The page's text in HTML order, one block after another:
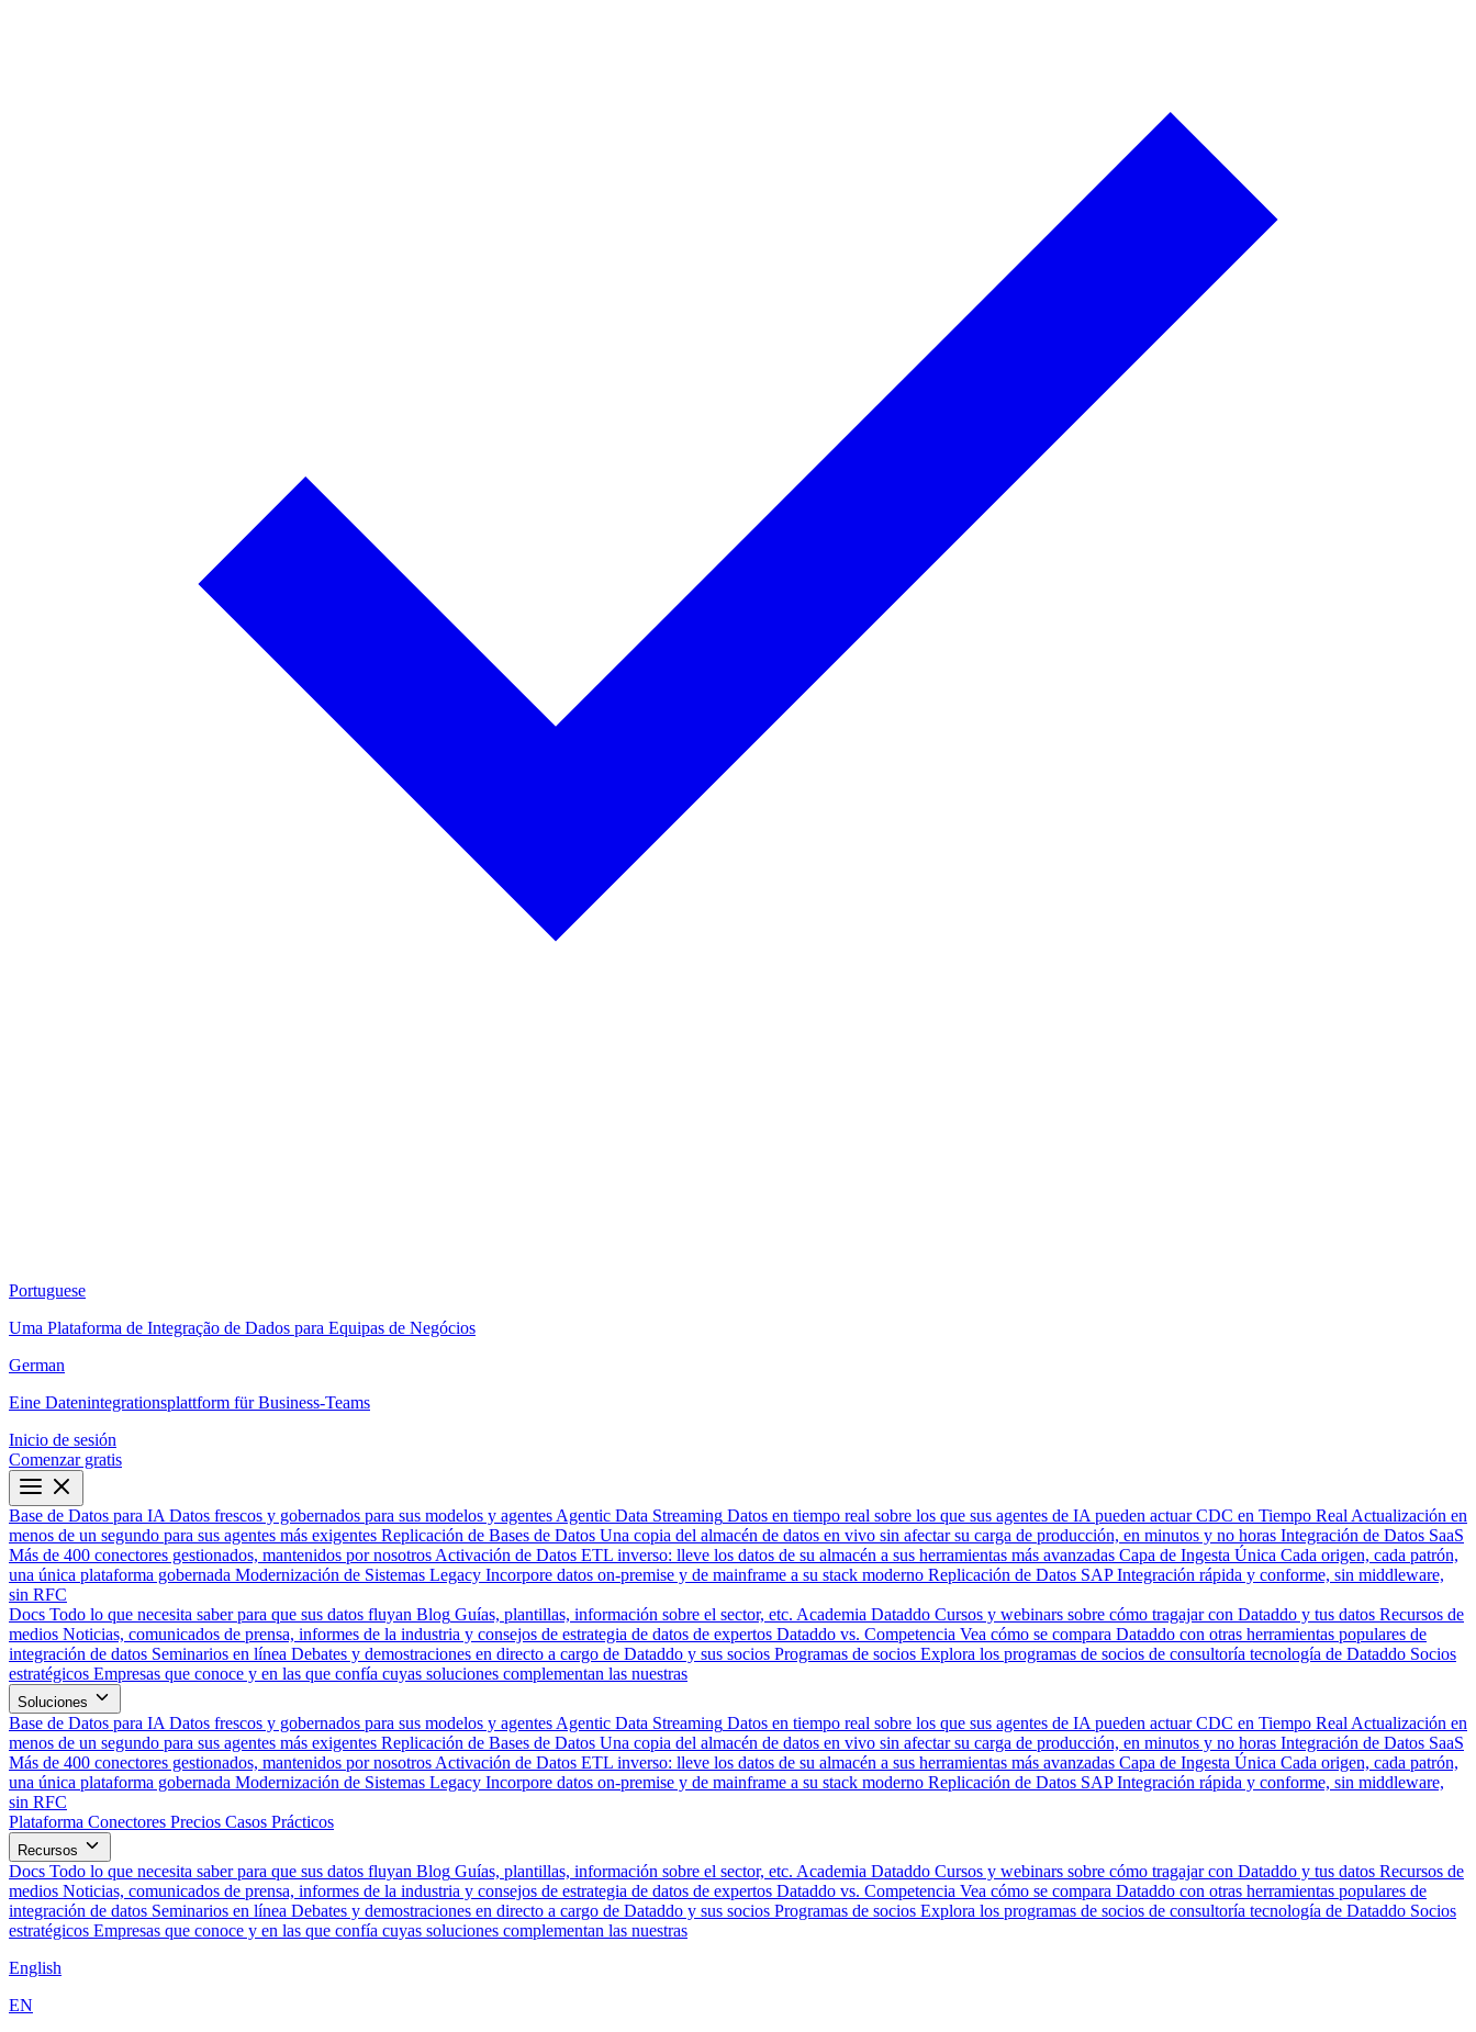
Portuguese
Uma Plataforma de Integração de Dados para Equipas de Negócios
German
Eine Datenintegrationsplattform für Business-Teams
Inicio de sesión
Comenzar gratis
Base de Datos para IA Datos frescos y gobernados para sus modelos y agentes Agentic Data Streaming Datos en tiempo real sobre los que sus agentes de IA pueden actuar CDC en Tiempo Real Actualización en
menos de un segundo para sus agentes más exigentes Replicación de Bases de Datos Una copia del almacén de datos en vivo sin afectar su carga de producción, en minutos y no horas Integración de Datos SaaS
Más de 400 conectores gestionados, mantenidos por nosotros Activación de Datos ETL inverso: lleve los datos de su almacén a sus herramientas más avanzadas Capa de Ingesta Única Cada origen, cada patrón,
una única plataforma gobernada Modernización de Sistemas Legacy Incorpore datos on-premise y de mainframe a su stack moderno Replicación de Datos SAP Integración rápida y conforme, sin middleware,
sin RFC
Docs Todo lo que necesita saber para que sus datos fluyan Blog Guías, plantillas, información sobre el sector, etc. Academia Dataddo Cursos y webinars sobre cómo tragajar con Dataddo y tus datos Recursos de
medios Noticias, comunicados de prensa, informes de la industria y consejos de estrategia de datos de expertos Dataddo vs. Competencia Vea cómo se compara Dataddo con otras herramientas populares de
integración de datos Seminarios en línea Debates y demostraciones en directo a cargo de Dataddo y sus socios Programas de socios Explora los programas de socios de consultoría tecnología de Dataddo Socios
estratégicos Empresas que conoce y en las que confía cuyas soluciones complementan las nuestras
Soluciones
Base de Datos para IA Datos frescos y gobernados para sus modelos y agentes Agentic Data Streaming Datos en tiempo real sobre los que sus agentes de IA pueden actuar CDC en Tiempo Real Actualización en
menos de un segundo para sus agentes más exigentes Replicación de Bases de Datos Una copia del almacén de datos en vivo sin afectar su carga de producción, en minutos y no horas Integración de Datos SaaS
Más de 400 conectores gestionados, mantenidos por nosotros Activación de Datos ETL inverso: lleve los datos de su almacén a sus herramientas más avanzadas Capa de Ingesta Única Cada origen, cada patrón,
una única plataforma gobernada Modernización de Sistemas Legacy Incorpore datos on-premise y de mainframe a su stack moderno Replicación de Datos SAP Integración rápida y conforme, sin middleware,
sin RFC
Plataforma Conectores Precios Casos Prácticos
Recursos
Docs Todo lo que necesita saber para que sus datos fluyan Blog Guías, plantillas, información sobre el sector, etc. Academia Dataddo Cursos y webinars sobre cómo tragajar con Dataddo y tus datos Recursos de
medios Noticias, comunicados de prensa, informes de la industria y consejos de estrategia de datos de expertos Dataddo vs. Competencia Vea cómo se compara Dataddo con otras herramientas populares de
integración de datos Seminarios en línea Debates y demostraciones en directo a cargo de Dataddo y sus socios Programas de socios Explora los programas de socios de consultoría tecnología de Dataddo Socios
estratégicos Empresas que conoce y en las que confía cuyas soluciones complementan las nuestras
English
EN